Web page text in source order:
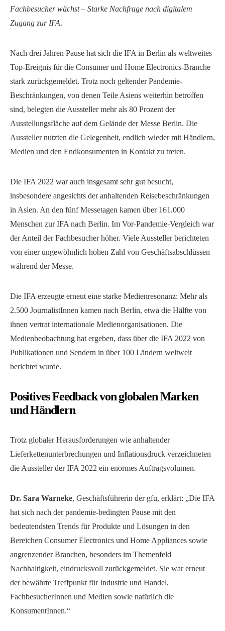
Fachbesucher wächst – Starke Nachfrage nach digitalem
Zugang zur IFA.
Nach drei Jahren Pause hat sich die IFA in Berlin als weltweites
Top-Ereignis für die Consumer und Home Electronics-Branche
stark zurückgemeldet. Trotz noch geltender Pandemie-
Beschränkungen, von denen Teile Asiens weiterhin betroffen
sind, belegten die Aussteller mehr als 80 Prozent der
Ausstellungsfläche auf dem Gelände der Messe Berlin. Die
Aussteller nutzten die Gelegenheit, endlich wieder mit Händlern,
Medien und den Endkonsumenten in Kontakt zu treten.
Die IFA 2022 war auch insgesamt sehr gut besucht,
insbesondere angesichts der anhaltenden Reisebeschränkungen
in Asien. An den fünf Messetagen kamen über 161.000
Menschen zur IFA nach Berlin. Im Vor-Pandemie-Vergleich war
der Anteil der Fachbesucher höher. Viele Aussteller berichteten
von einer ungewöhnlich hohen Zahl von Geschäftsabschlüssen
während der Messe.
Die IFA erzeugte erneut eine starke Medienresonanz: Mehr als
2.500 JournalistInnen kamen nach Berlin, etwa die Hälfte von
ihnen vertrat internationale Medienorganisationen. Die
Medienbeobachtung hat ergeben, dass über die IFA 2022 von
Publikationen und Sendern in über 100 Ländern weltweit
berichtet wurde.
Positives Feedback von globalen Marken
und Händlern
Trotz globaler Herausforderungen wie anhaltender
Lieferkettenunterbrechungen und Inflationsdruck verzeichneten
die Aussteller der IFA 2022 ein enormes Auftragsvolumen.
Dr. Sara Warneke, Geschäftsführerin der gfu, erklärt: „Die IFA
hat sich nach der pandemie-bedingten Pause mit den
bedeutendsten Trends für Produkte und Lösungen in den
Bereichen Consumer Electronics und Home Appliances sowie
angrenzender Branchen, besonders im Themenfeld
Nachhaltigkeit, eindrucksvoll zurückgemeldet. Sie war erneut
der bewährte Treffpunkt für Industrie und Handel,
FachbesucherInnen und Medien sowie natürlich die
KonsumentInnen.“